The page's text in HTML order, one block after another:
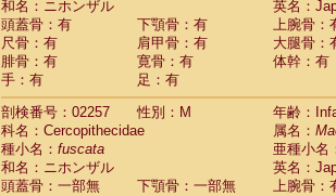
和名：ニホンザル
英名：
頭蓋骨：有
下顎骨：有
上腕骨：
尺骨：有
肩甲骨：有
大腿骨：
腓骨：有
寛骨：有
体幹：有
手：有
足：有
剖検番号：02257
性別：M
年齢：
科名：Cercopithecidae
属名：
種小名： fuscata
亜種小名
和名：ニホンザル
英名：
頭蓋骨：一部無
下顎骨：一部無
上腕骨：